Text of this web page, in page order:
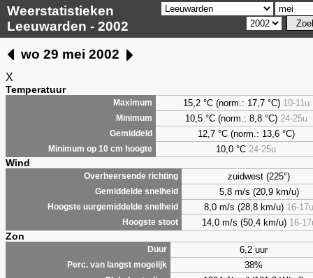
Weerstatistieken
Leeuwarden - 2002
wo 29 mei 2002
X
Temperatuur
Maximum 15,2 °C (norm.: 17,7 °C) 10-11u
Minimum 10,5 °C (norm.: 8,8 °C) 24-25u
Gemiddeld 12,7 °C (norm.: 13,6 °C)
Minimum op 10 cm hoogte 10,0 °C 24-25u
Wind
Overheersende richting zuidwest (225°)
Gemiddelde snelheid 5,8 m/s (20,9 km/u)
Hoogste uurgemiddelde snelheid 8,0 m/s (28,8 km/u) 16-17u
Hoogste stoot 14,0 m/s (50,4 km/u) 16-
Zon
Duur 6,2 uur
Perc. van langst mogelijk 38%